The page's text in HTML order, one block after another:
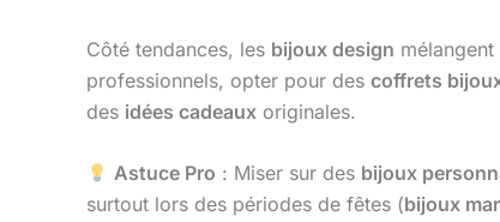
Côté tendances, les bijoux design mélangent
professionnels, opter pour des coffrets
des idées cadeaux originales.
Astuce Pro : Miser sur des bijoux
surtout lors des périodes de fêtes (bijoux